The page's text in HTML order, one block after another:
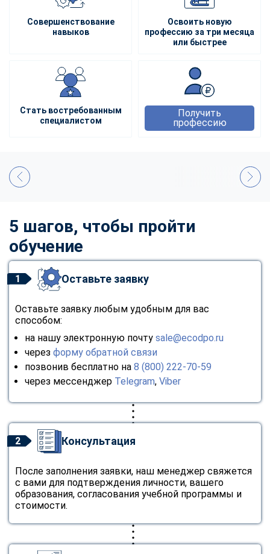
Совершенствование
навыков
Освоить новую
профессию за три месяца
или быстрее
Стать востребованным
специалистом
Получить
профессию
5 шагов, чтобы пройти
обучение
1 Оставьте заявку
Оставьте заявку любым удобным для вас
способом:
на нашу электронную почту sale@ecodpo.ru
через форму обратной связи
позвонив бесплатно на 8 (800) 222-70-59
через мессенджер Telegram, Viber
2 Консультация
После заполнения заявки, наш менеджер свяжется
с вами для подтверждения личности, вашего
образования, согласования учебной программы и
стоимости.